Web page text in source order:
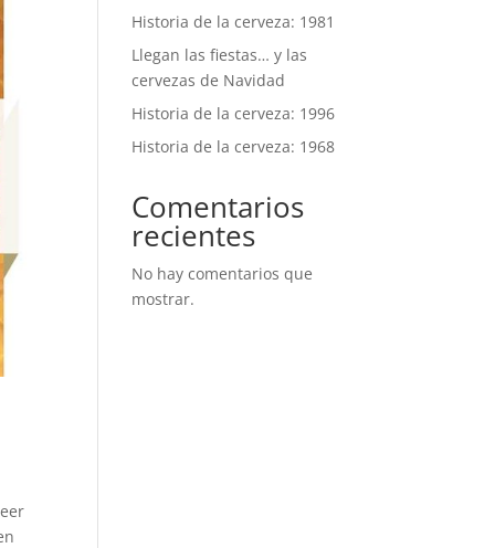
Historia de la cerveza: 1981
Llegan las fiestas… y las
cervezas de Navidad
Historia de la cerveza: 1996
Historia de la cerveza: 1968
Comentarios
recientes
No hay comentarios que
mostrar.